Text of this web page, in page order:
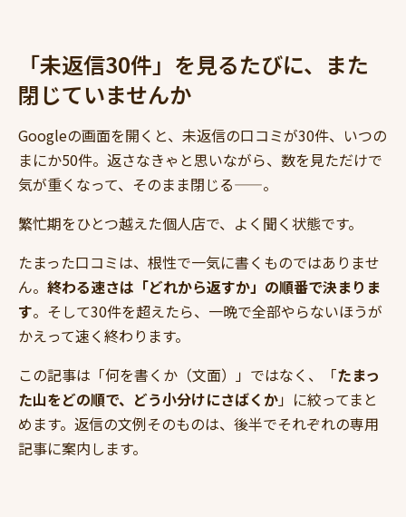
「未返信30件」を見るたびに、また
閉じていませんか
Googleの画面を開くと、未返信の口コミが30件、いつの
まにか50件。返さなきゃと思いながら、数を見ただけで
気が重くなって、そのまま閉じる——。
繁忙期をひとつ越えた個人店で、よく聞く状態です。
たまった口コミは、根性で一気に書くものではありませ
ん。 終わる速さは「どれから返すか」の順番で決まりま
す。そして30件を超えたら、一晩で全部やらないほうが
かえって速く終わります。
この記事は「何を書くか（文面）」ではなく、「たまっ
た山をどの順で、どう小分けにさばくか」に絞ってまと
めます。返信の文例そのものは、後半でそれぞれの専用
記事に案内します。